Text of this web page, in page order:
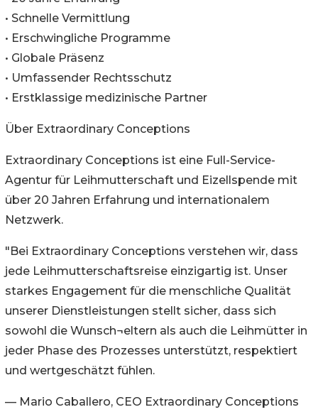
• Schnelle Vermittlung
• Erschwingliche Programme
• Globale Präsenz
• Umfassender Rechtsschutz
• Erstklassige medizinische Partner
Über Extraordinary Conceptions
Extraordinary Conceptions ist eine Full-Service-
Agentur für Leihmutterschaft und Eizellspende mit
über 20 Jahren Erfahrung und internationalem
Netzwerk.
"Bei Extraordinary Conceptions verstehen wir, dass
jede Leihmutterschaftsreise einzigartig ist. Unser
starkes Engagement für die menschliche Qualität
unserer Dienstleistungen stellt sicher, dass sich
sowohl die Wunsch¬eltern als auch die Leihmütter in
jeder Phase des Prozesses unterstützt, respektiert
und wertgeschätzt fühlen.
— Mario Caballero, CEO Extraordinary Conceptions